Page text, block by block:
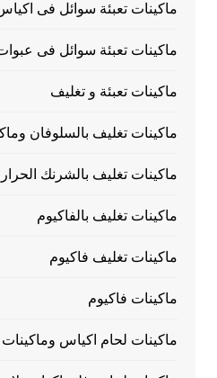
ماكينات تعبئة سوائل فى
ماكينات تعبئة سوائل فى
ماكينات تعبئة و تغليف
ماكينات تغليف بالسلوفان
ماكينات تغليف بالشرنك
ماكينات تغليف بالفاكيوم
ماكينات تغليف فاكيوم
ماكينات فاكيوم
ماكينات لحام اكياس وماكينات